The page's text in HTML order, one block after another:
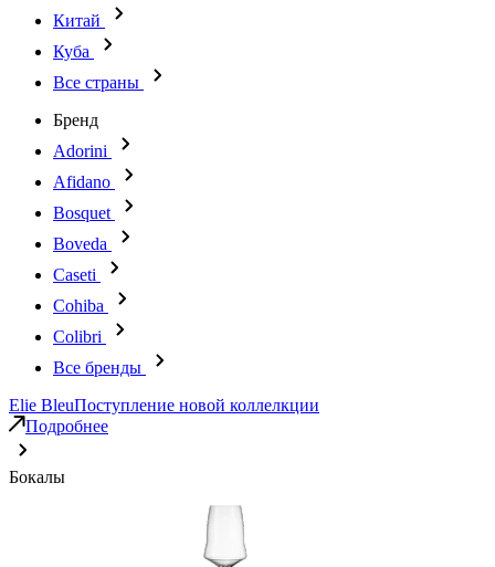
Китай
Куба
Все страны
Бренд
Adorini
Afidano
Bosquet
Boveda
Caseti
Cohiba
Colibri
Все бренды
Elie BleuПоступление новой коллелкции
Подробнее
Бокалы